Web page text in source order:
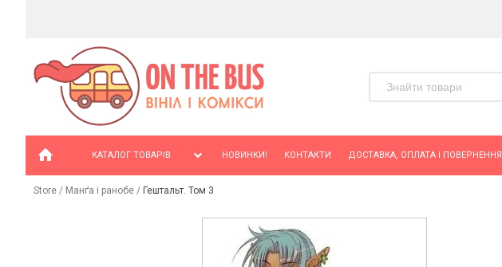
КАТАЛОГ ТОВАРІВ НОВИНКИ! КОНТАКТИ ДОСТАВКА, ОПЛАТА І ПОВЕРНЕННЯ
Store / Манґа і ранобе / Гештальт. Том 3